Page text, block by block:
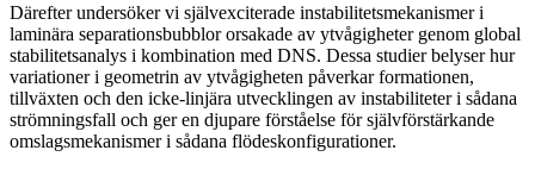
Därefter undersöker vi självexciterade instabilitetsmekanismer i
laminära separationsbubblor orsakade av ytvågigheter genom global
stabilitetsanalys i kombination med DNS. Dessa studier belyser hur
variationer i geometrin av ytvågigheten påverkar formationen,
tillväxten och den icke-linjära utvecklingen av instabiliteter i sådana
strömningsfall och ger en djupare förståelse för självförstärkande
omslagsmekanismer i sådana flödeskonfigurationer.